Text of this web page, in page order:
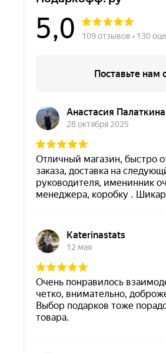
Глава VIII - Предметы
Глава IX - Варианты,
детальные
анализ
сведения о
«Фарфоровая
мастерства
Читателя ждёт не
открывает особую
глазури и тонкость
Роскошное
наследия. Это не
прикладного